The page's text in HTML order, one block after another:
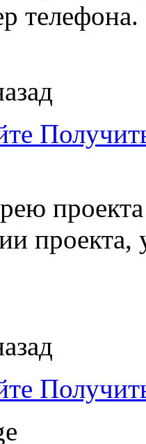
телефона.
проекта,